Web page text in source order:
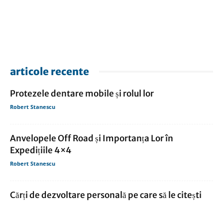
articole recente
Protezele dentare mobile și rolul lor
Robert Stanescu
Anvelopele Off Road și Importanța Lor în
Expedițiile 4×4
Robert Stanescu
Cărți de dezvoltare personală pe care să le citești